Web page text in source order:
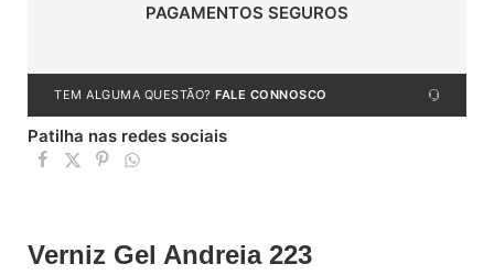
PAGAMENTOS SEGUROS
TEM ALGUMA QUESTÃO? FALE CONNOSCO
Patilha nas redes sociais
Verniz Gel Andreia 223